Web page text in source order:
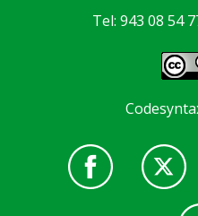
Tel: 943 08 54